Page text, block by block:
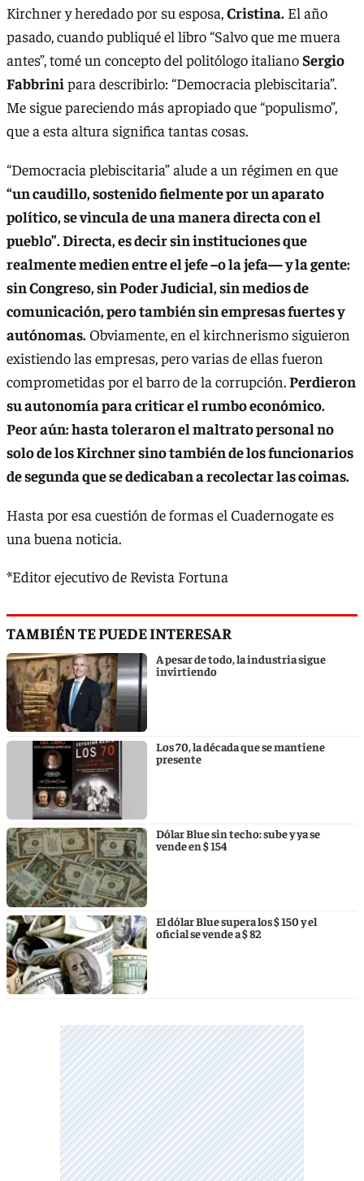
Kirchner y heredado por su esposa,Cristina. El año
pasado, cuando publiqué el libro “Salvo que me muera
antes”, tomé un concepto del politólogo italianoSergio
Fabbrini para describirlo: “Democracia plebiscitaria”.
Me sigue pareciendo más apropiado que “populismo”,
que a esta altura significa tantas cosas.
“Democracia plebiscitaria” alude a un régimen en que
“un caudillo, sostenido fielmente por un aparato
político, se vincula de una manera directa con el
pueblo”. Directa, es decir sin instituciones que
realmente medien entre el jefe –o la jefa— y la gente:
sin Congreso, sin Poder Judicial, sin medios de
comunicación, pero también sin empresas fuertes y
autónomas.Obviamente, en el kirchnerismo siguieron
existiendo las empresas, pero varias de ellas fueron
comprometidas por el barro de la corrupción.Perdieron
su autonomía para criticar el rumbo económico.
Peor aún: hasta toleraron el maltrato personal no
solo de los Kirchner sino también de los funcionarios
de segunda que se dedicaban a recolectar las coimas.
Hasta por esa cuestión de formas el Cuadernogate es
una buena noticia.
*Editor ejecutivo de Revista Fortuna
TAMBIÉN TE PUEDE INTERESAR
A pesar de todo, la industria sigue
invirtiendo
Los 70, la década que se mantiene
presente
Dólar Blue sin techo: sube y ya se
vende en $ 154
El dólar Blue supera los $ 150 y el
oficial se vende a $ 82